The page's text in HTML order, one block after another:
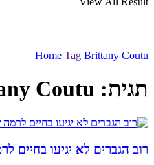
Home Tag Brittany Coutu
תגית: Coutu
רוב הגברים לא יגיעו בחיים